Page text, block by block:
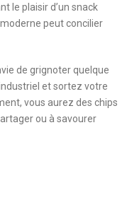
le plaisir d’un snack
peut concilier
de grignoter quelque
et sortez votre
vous aurez des chips
ou à savourer